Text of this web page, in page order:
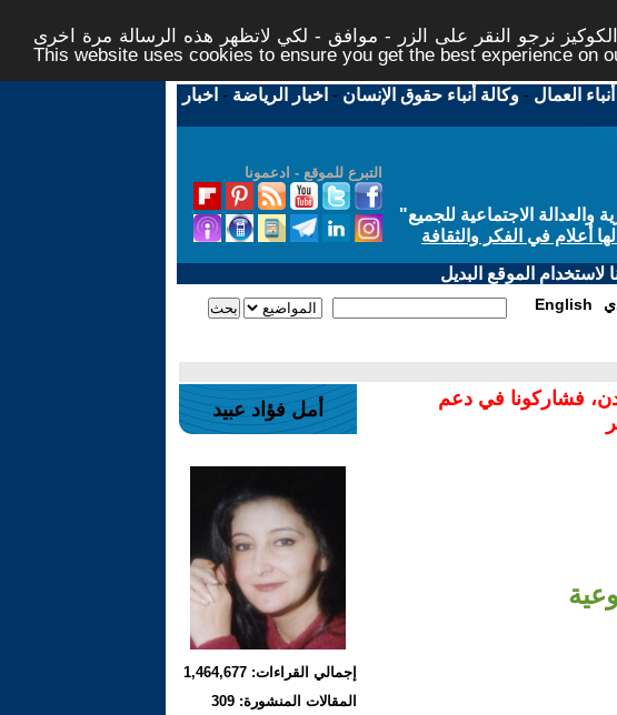
نرجو النقر على الزر - موافق - لكي لاتظهر هذه الرسالة مرة اخرى -
This website uses cookies to ensure you get the best experience on
العمال -وكالة أنباء حقوق الإنسان - اخبار الرياضة - اخبار
التبرع للموقع - ادعمونا
الاجتماعية للجميع"
أعلام في الفكر والثقافة
الموقع البديل
English
فشاركونا في دعم
أمل فؤاد عبيد
إجمالي القراءات: 1,464,677
المقالات المنشورة: 309